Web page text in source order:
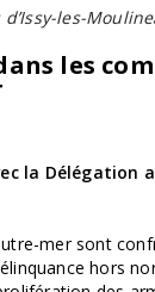
les-
les
la Délégation
mer sont
hors